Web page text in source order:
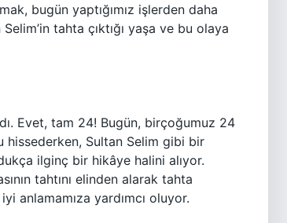
bugün yaptığımız işlerden daha
tahta çıktığı yaşa ve bu olaya
Evet, tam 24! Bugün, birçoğumuz 24
hissederken, Sultan Selim gibi bir
ilginç bir hikâye halini alıyor.
tahtını elinden alarak tahta
anlamamıza yardımcı oluyor.